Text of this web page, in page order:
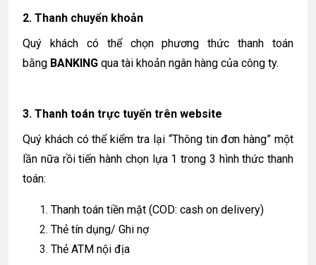
2. Thanh chuyển khoản
Quý khách có thể chọn phương thức thanh toán
bằng BANKING qua tài khoản ngân hàng của công ty.
3. Thanh toán trực tuyến trên website
Quý khách có thể kiểm tra lại “Thông tin đơn hàng” một
lần nữa rồi tiến hành chọn lựa 1 trong 3 hình thức thanh
toán:
Thanh toán tiền mặt (COD: cash on delivery)
Thẻ tín dụng/ Ghi nợ
Thẻ ATM nội địa